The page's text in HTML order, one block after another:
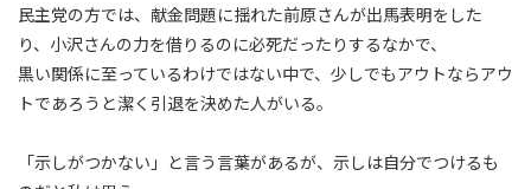
民主党の方では、献金問題に揺れた前原さんが出馬表明をした
り、小沢さんの力を借りるのに必死だったりするなかで、
黒い関係に至っているわけではない中で、少しでもアウトならアウ
トであろうと潔く引退を決めた人がいる。
「示しがつかない」と言う言葉があるが、示しは自分でつけるも